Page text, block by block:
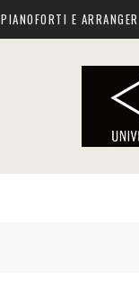
PIANOFORTI E ARRANGER